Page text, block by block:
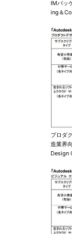
IMパッ
ing＆
プロダ
造業界
Design